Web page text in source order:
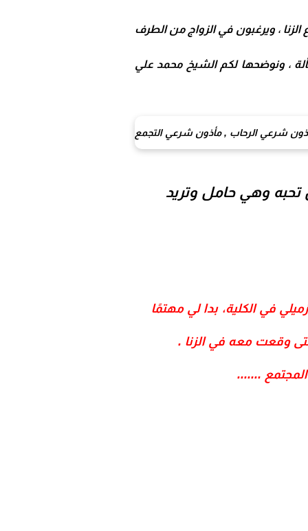
، ويرغبون في الزواج من الطرف
، ونوضحها لكمالشيخ محمد علي
وهي حامل وتريد
في الكلية، بدا لي مهتمًا
وقعت معه في الزنا .
.......